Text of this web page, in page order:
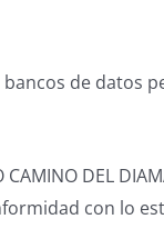
bancos de
DEL
con lo